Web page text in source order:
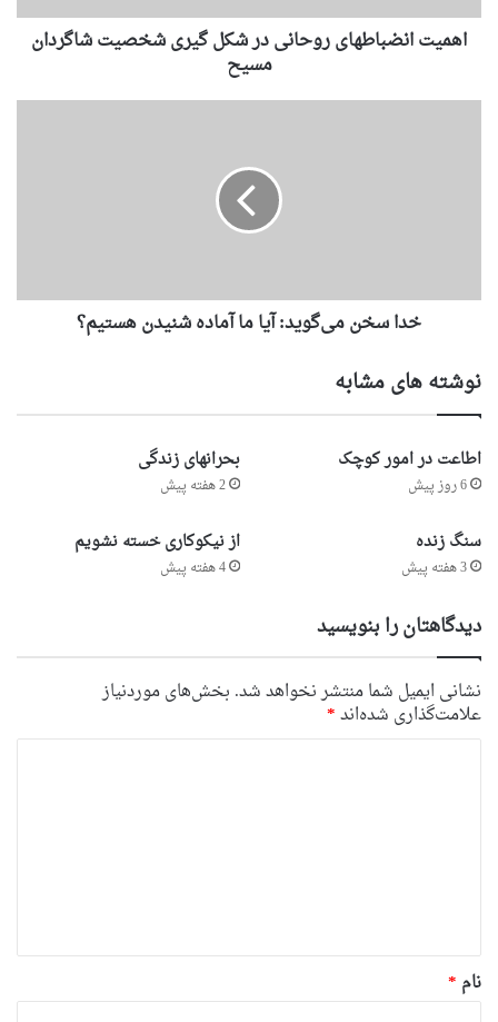
اهمیت انضباطهای روحانی در شکل گیری شخصیت شاگردان
مسيح
خدا سخن می‌گوید: آیا ما آماده شنیدن هستیم؟
نوشته های مشابه
اطاعت در امور کوچک
6 روز پیش
بحرانهای زندگی
2 هفته پیش
سنگ زنده
3 هفته پیش
از نیکوکاری خسته نشویم
4 هفته پیش
دیدگاهتان را بنویسید
نشانی ایمیل شما منتشر نخواهد شد. بخش‌های موردنیاز
علامت‌گذاری شده‌اند*
*
نام *